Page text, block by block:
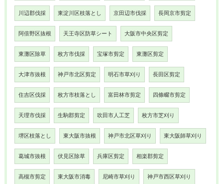
川辺郡伐採 東淀川区枝落とし 京田辺市伐採 長岡京市剪定
阿倍野区抜根 天王寺区防草シート 大阪市中央区剪定
東灘区除草 枚方市伐採 宝塚市剪定 東灘区剪定
大津市抜根 神戸市北区剪定 明石市草刈り 長田区剪定
住吉区伐採 枚方市枝落とし 富田林市剪定 四條畷市剪定
天理市伐採 生駒郡剪定 吹田市人工芝 枚方市芝刈り
堺区枝落とし 東大阪市抜根 神戸市北区草刈り 東大阪師草刈り
葛城市抜根 伏見区除草 兵庫区剪定 相楽郡剪定
高槻市剪定 東大阪市消毒 尼崎市草刈り 神戸市西区草刈り